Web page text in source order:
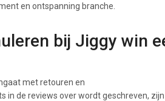
en ontspanning branche.
bij Jiggy win
met retouren en
in de reviews over wordt geschreven,